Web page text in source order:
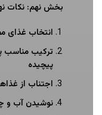
بخش نهم: نکات
انتخاب غذای
ترکیب مناسب
پیچیده
اجتناب از
نوشیدن آب و